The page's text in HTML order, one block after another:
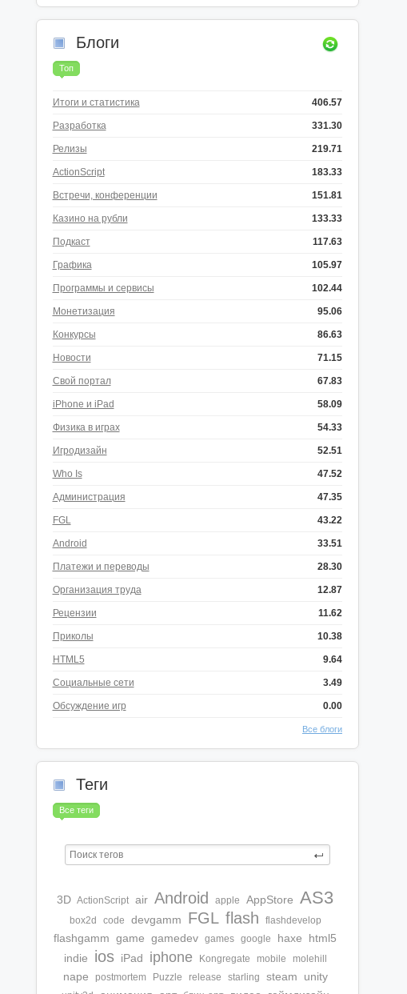
Блоги
Топ
Итоги и статистика 406.57
Разработка 331.30
Релизы 219.71
ActionScript 183.33
Встречи, конференции 151.81
Казино на рубли 133.33
Подкаст 117.63
Графика 105.97
Программы и сервисы 102.44
Монетизация 95.06
Конкурсы 86.63
Новости 71.15
Свой портал 67.83
iPhone и iPad 58.09
Физика в играх 54.33
Игродизайн 52.51
Who Is 47.52
Администрация 47.35
FGL 43.22
Android 33.51
Платежи и переводы 28.30
Организация труда 12.87
Рецензии 11.62
Приколы 10.38
HTML5 9.64
Социальные сети 3.49
Обсуждение игр 0.00
Все блоги
Теги
Все теги
3D ActionScript air Android apple AppStore AS3
box2d code devgamm FGL flash flashdevelop
flashgamm game gamedev games google haxe
html5
indie
ios iPad iphone Kongregate mobile molehill
nape postmortem Puzzle release starling steam unity